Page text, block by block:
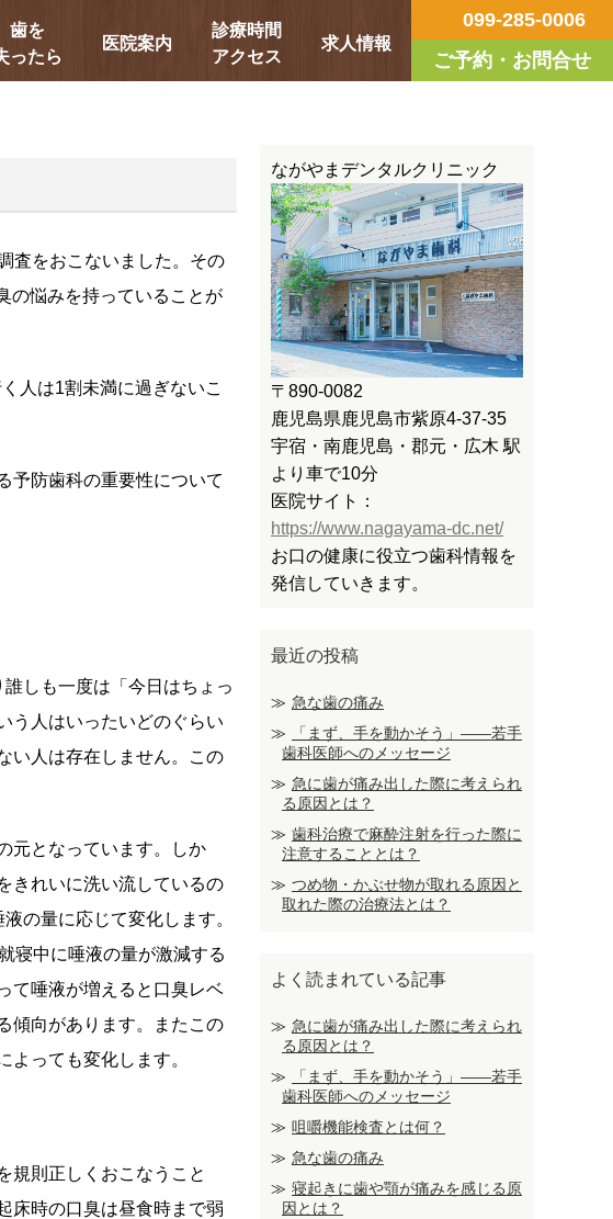
歯を
ったら
医院案内
診療時間
アクセス
求人情報
099-285-0006
ご予約・お問合せ
査をおこないました。その
の悩みを持っていることが
人は1割未満に過ぎないこ
予防歯科の重要性について
しも一度は「今日はちょっ
う人はいったいどのぐらい
い人は存在しません。この
元となっています。しか
きれいに洗い流しているの
の量に応じて変化します。
寝中に唾液の量が激減する
て唾液が増えると口臭レベ
傾向があります。またこの
っても変化します。
規則正しくおこなうこと
床時の口臭は昼食時まで弱
ながやまデンタルクリニック
〒890-0082
鹿児島県鹿児島市紫原4-37-35
宇宿・南鹿児島・郡元・広木 駅
より車で10分
医院サイト：
https://www.nagayama-dc.net/
お口の健康に役立つ歯科情報を
発信していきます。
最近の投稿
急な歯の痛み
「まず、手を動かそう」――若手
歯科医師へのメッセージ
急に歯が痛み出した際に考えられ
る原因とは？
歯科治療で麻酔注射を行った際に
注意することとは？
つめ物・かぶせ物が取れる原因と
取れた際の治療法とは？
よく読まれている記事
急に歯が痛み出した際に考えられ
る原因とは？
「まず、手を動かそう」――若手
歯科医師へのメッセージ
咀嚼機能検査とは何？
急な歯の痛み
寝起きに歯や顎が痛みを感じる原
因とは？